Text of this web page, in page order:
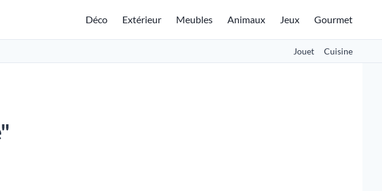
Déco Extérieur Meubles Animaux Jeux Gourmet
Jouet Cuisine